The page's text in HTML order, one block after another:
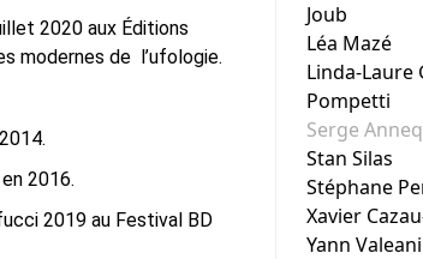
2020 aux Éditions
modernes de l’ufologie.
2016.
2019 au Festival BD
Joub
Léa Mazé
Linda-Laure
Pompetti
Serge
Stan Silas
Stéphane
Xavier
Yann Valeani